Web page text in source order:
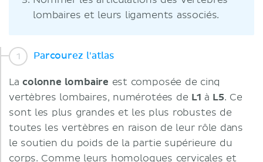
lombaires et leurs ligaments associés.
Parcourez l'atlas
Lacolonne lombaire est composée de cinq
vertèbres lombaires, numérotées de L1 à L5. Ce
sont les plus grandes et les plus robustes de
toutes les vertèbres en raison de leur rôle dans
le soutien du poids de la partie supérieure du
corps. Comme leurs homologues cervicales et